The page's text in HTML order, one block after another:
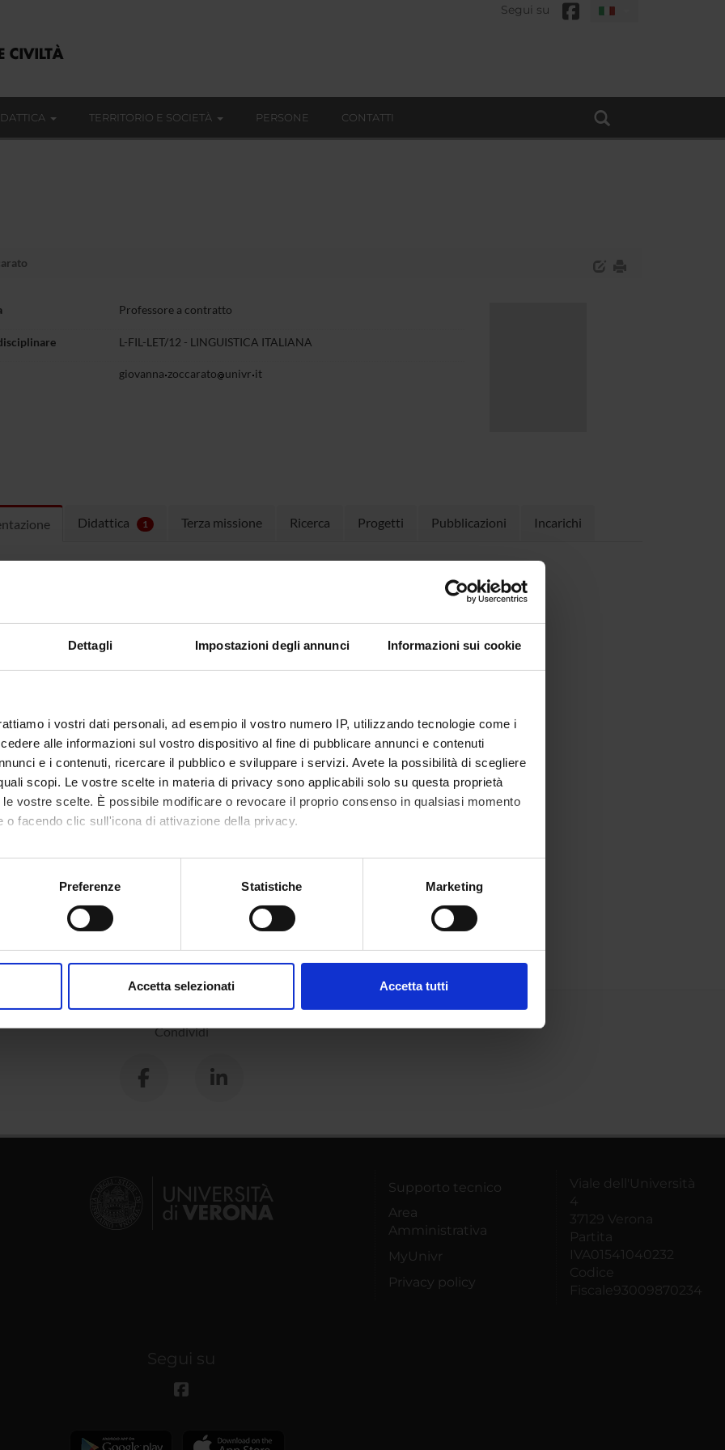
Dettagli Impostazioni degli annunci Informazioni sui cookie
i vostri dati personali, ad esempio il vostro numero IP, utilizzando tecnologie come i
alle informazioni sul vostro dispositivo al fine di pubblicare annunci e contenuti
e i contenuti, ricercare il pubblico e sviluppare i servizi. Avete la possibilità di scegliere
scopi. Le vostre scelte in materia di privacy sono applicabili solo su questa proprietà
vostre scelte. È possibile modificare o revocare il proprio consenso in qualsiasi momento
o facendo clic sull'icona di attivazione della privacy.
anche:
sulla tua posizione geografica, con un'approssimazione di qualche metro,
in qualsiasi momento dalla Dichiarazione sui cookie.
e social media, i quali potrebbero combinarle con altre informazioni che hai fornito loro o
Preferenze Statistiche Marketing
Accetta selezionati Accetta tutti
Segui su
TERRITORIO E SOCIETÀ PERSONE CONTATTI
Professore a contratto
L-FIL-LET/12 - LINGUISTICA ITALIANA
giovanna zoccarato univr it
Didattica 1 Terza missione Ricerca Progetti Pubblicazioni Incarichi
Condividi
Supporto tecnico
Area
Amministrativa
MyUnivr
Privacy policy
Viale dell'Università
4
37129 Verona
Partita
IVA01541040232
Codice
Fiscale93009870234
Segui su